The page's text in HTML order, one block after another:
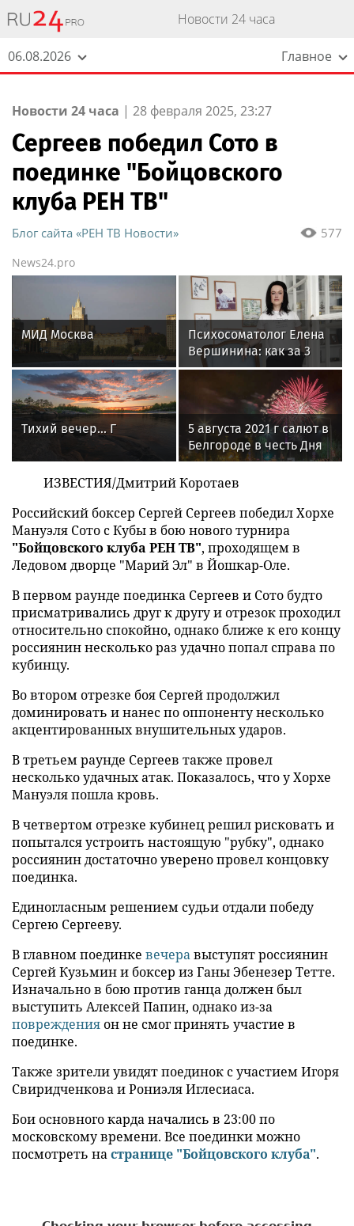
Новости 24 часа
06.08.2026 Главное
Новости 24 часа | 28 февраля 2025, 23:27
Сергеев победил Сото в
поединке "Бойцовского
клуба РЕН ТВ"
577
Блог сайта «РЕН ТВ Новости»
News24.pro
МИД Москва
Психосоматолог Елена
Вершинина: как за 3
минуты вернуть себе
Тихий вечер... Г
5 августа 2021 г салют в
Белгороде в честь Дня
города
ИЗВЕСТИЯ/Дмитрий Коротаев
Российский боксер Сергей Сергеев победил Хорхе
Мануэля Сото с Кубы в бою нового турнира
"Бойцовского клуба РЕН ТВ", проходящем в
Ледовом дворце "Марий Эл" в Йошкар-Оле.
В первом раунде поединка Сергеев и Сото будто
присматривались друг к другу и отрезок проходил
относительно спокойно, однако ближе к его концу
россиянин несколько раз удачно попал справа по
кубинцу.
Во втором отрезке боя Сергей продолжил
доминировать и нанес по оппоненту несколько
акцентированных внушительных ударов.
В третьем раунде Сергеев также провел
несколько удачных атак. Показалось, что у Хорхе
Мануэля пошла кровь.
В четвертом отрезке кубинец решил рисковать и
попытался устроить настоящую "рубку", однако
россиянин достаточно уверено провел концовку
поединка.
Единогласным решением судьи отдали победу
Сергею Сергееву.
В главном поединке вечеравыступят россиянин
Сергей Кузьмин и боксер из Ганы Эбенезер Тетте.
Изначально в бою против ганца должен был
выступить Алексей Папин, однако из-за
поврежденияон не смог принять участие в
поединке.
Также зрители увидят поединок с участием Игоря
Свиридченкова и Рониэля Иглесиаса.
Бои основного карда начались в 23:00 по
московскому времени. Все поединки можно
посмотреть настранице "Бойцовского клуба".